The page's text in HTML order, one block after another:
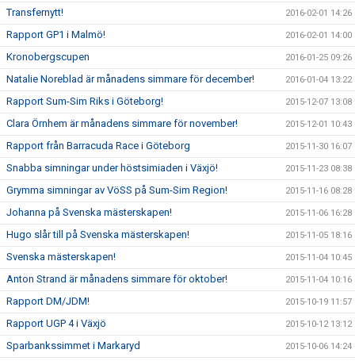
Transfernytt! 2016-02-01 14:26
Rapport GP1 i Malmö! 2016-02-01 14:00
Kronobergscupen 2016-01-25 09:26
Natalie Noreblad är månadens simmare för december! 2016-01-04 13:22
Rapport Sum-Sim Riks i Göteborg! 2015-12-07 13:08
Clara Örnhem är månadens simmare för november! 2015-12-01 10:43
Rapport från Barracuda Race i Göteborg 2015-11-30 16:07
Snabba simningar under höstsimiaden i Växjö! 2015-11-23 08:38
Grymma simningar av VöSS på Sum-Sim Region! 2015-11-16 08:28
Johanna på Svenska mästerskapen! 2015-11-06 16:28
Hugo slår till på Svenska mästerskapen! 2015-11-05 18:16
Svenska mästerskapen! 2015-11-04 10:45
Anton Strand är månadens simmare för oktober! 2015-11-04 10:16
Rapport DM/JDM! 2015-10-19 11:57
Rapport UGP 4 i Växjö 2015-10-12 13:12
Sparbankssimmet i Markaryd 2015-10-06 14:24